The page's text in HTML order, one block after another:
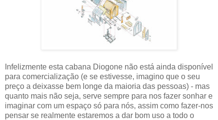
Infelizmente esta cabana Diogone não está ainda disponível
para comercialização (e se estivesse, imagino que o seu
preço a deixasse bem longe da maioria das pessoas) - mas
quanto mais não seja, serve sempre para nos fazer sonhar e
imaginar com um espaço só para nós, assim como fazer-nos
pensar se realmente estaremos a dar bom uso a todo o